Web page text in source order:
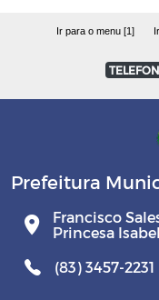
Ir para o menu [1]
Prefeitura
Francisco
Princesa
(83) 3457-2231